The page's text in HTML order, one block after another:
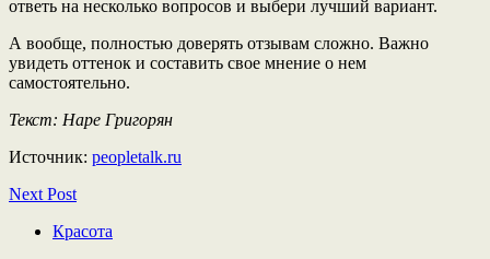
ответь на несколько вопросов и выбери лучший вариант.
А вообще, полностью доверять отзывам сложно. Важно
увидеть оттенок и составить свое мнение о нем
самостоятельно.
Текст: Наре Григорян
Источник: peopletalk.ru
Next Post
Красота